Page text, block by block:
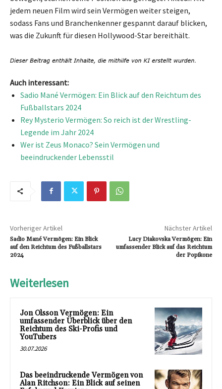
jedem neuen Film wird sein Vermögen weiter steigen,
sodass Fans und Branchenkenner gespannt darauf blicken,
was die Zukunft für diesen Hollywood-Star bereithält.
Auch interessant:
Sadio Mané Vermögen: Ein Blick auf den Reichtum des
Fußballstars 2024
Rey Mysterio Vermögen: So reich ist der Wrestling-
Legende im Jahr 2024
Wer ist Zeus Monaco? Sein Vermögen und
beeindruckender Lebensstil
Vorheriger Artikel
Sadio Mané Vermögen: Ein Blick
auf den Reichtum des Fußballstars
2024
Nächster Artikel
Lucy Diakovska Vermögen: Ein
umfassender Blick auf das Reichtum
der Popikone
Weiterlesen
Jon Olsson Vermögen: Ein
umfassender Überblick über den
Reichtum des Ski-Profis und
YouTubers
30.07.2026
Das beeindruckende Vermögen von
Alan Ritchson: Ein Blick auf seinen